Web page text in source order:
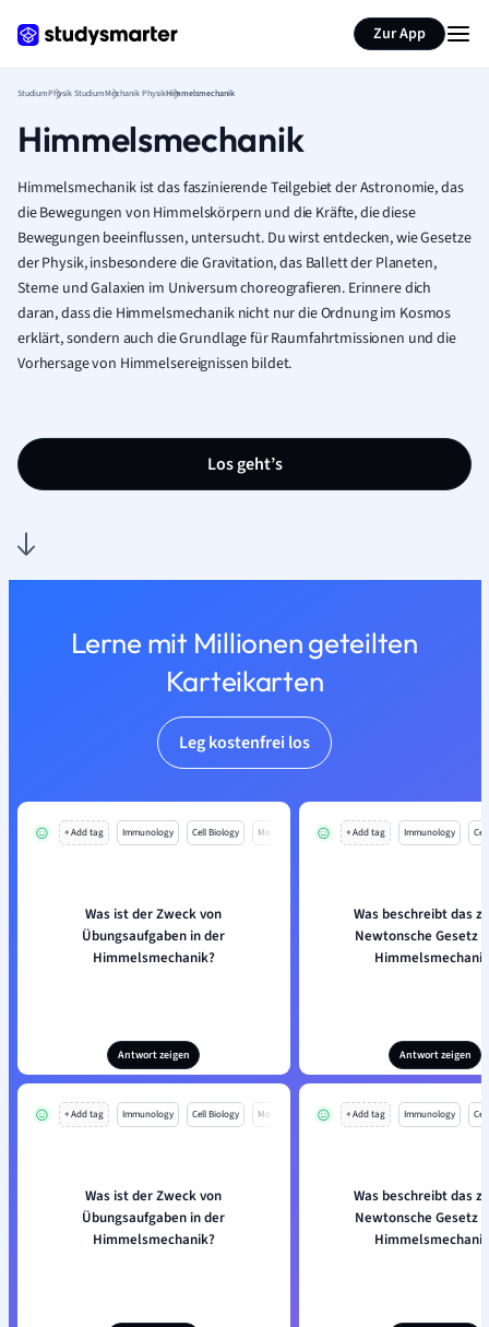
Zur App
StudiumPhysik StudiumMechanik PhysikHimmelsmechanik
Himmelsmechanik
Himmelsmechanik ist das faszinierende Teilgebiet der Astronomie, das
die Bewegungen von Himmelskörpern und die Kräfte, die diese
Bewegungen beeinflussen, untersucht. Du wirst entdecken, wie Gesetze
der Physik, insbesondere die Gravitation, das Ballett der Planeten,
Sterne und Galaxien im Universum choreografieren. Erinnere dich
daran, dass die Himmelsmechanik nicht nur die Ordnung im Kosmos
erklärt, sondern auch die Grundlage für Raumfahrtmissionen und die
Vorhersage von Himmelsereignissen bildet.
Los geht’s
Lerne mit Millionen geteilten
Karteikarten
Leg kostenfrei los
+ Add tag Immunology Cell Biology Mo
Was ist der Zweck von
Übungsaufgaben in der
Himmelsmechanik?
Antwort zeigen
+ Add tag Immunology
Was beschreibt das
Newtonsche Gesetz
Antwort zeigen
+ Add tag Immunology Cell Biology Mo
Was ist der Zweck von
Übungsaufgaben in der
Himmelsmechanik?
+ Add tag Immunology
Was beschreibt das
Newtonsche Gesetz